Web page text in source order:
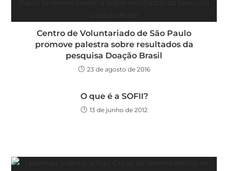
Centro de Voluntariado de São Paulo
promove palestra sobre resultados da
pesquisa Doação Brasil
23 de agosto de 2016
O que é a SOFII?
13 de junho de 2012